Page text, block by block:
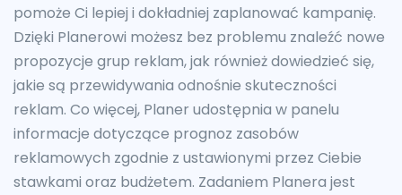
pomoże Ci lepiej i dokładniej zaplanować kampanię.
Dzięki Planerowi możesz bez problemu znaleźć nowe
propozycje grup reklam, jak również dowiedzieć się,
jakie są przewidywania odnośnie skuteczności
reklam. Co więcej, Planer udostępnia w panelu
informacje dotyczące prognoz zasobów
reklamowych zgodnie z ustawionymi przez Ciebie
stawkami oraz budżetem. Zadaniem Planera jest